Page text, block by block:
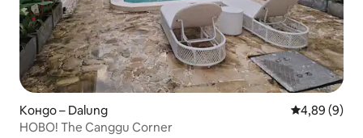
Кондо – Dalung Средна
4,89 (9)
НОВО! The Canggu Corner